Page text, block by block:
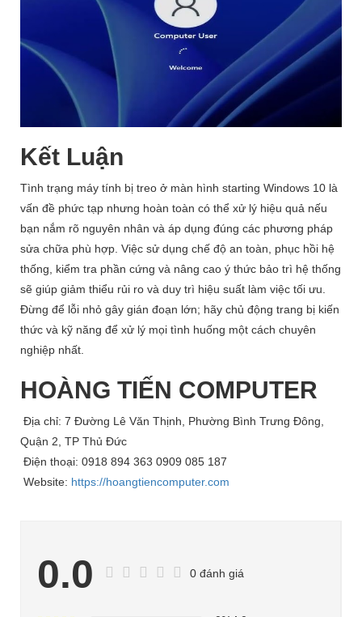
Kết Luận
Tình trạng máy tính bị treo ở màn hình starting Windows 10 là
vấn đề phức tạp nhưng hoàn toàn có thể xử lý hiệu quả nếu
bạn nắm rõ nguyên nhân và áp dụng đúng các phương pháp
sửa chữa phù hợp. Việc sử dụng chế độ an toàn, phục hồi hệ
thống, kiểm tra phần cứng và nâng cao ý thức bảo trì hệ thống
sẽ giúp giảm thiểu rủi ro và duy trì hiệu suất làm việc tối ưu.
Đừng để lỗi nhỏ gây gián đoạn lớn; hãy chủ động trang bị kiến
thức và kỹ năng để xử lý mọi tình huống một cách chuyên
nghiệp nhất.
HOÀNG TIẾN COMPUTER
Địa chỉ: 7 Đường Lê Văn Thịnh, Phường Bình Trưng Đông,
Quận 2, TP Thủ Đức
Điện thoại: 0918 894 363 0909 085 187
Website: https://hoangtiencomputer.com
0.0 0 đánh giá